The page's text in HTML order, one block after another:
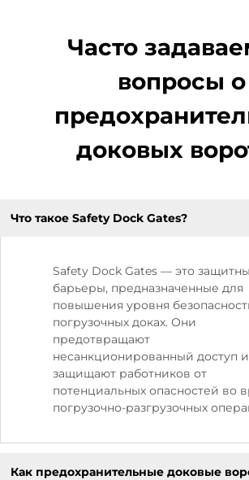
Часто
вопросы о
доковых
Что такое Safety Dock Gates?
Safety Dock Gates — это
барьеры, предназначенные для
повышения уровня
погрузочных доках. Они
предотвращают
несанкционированный доступ и
защищают работников от
потенциальных опасностей во
погрузочно-разгрузочных
Как предохранительные доковые